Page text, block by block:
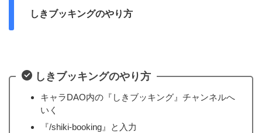
しきブッキングのやり方
しきブッキングのやり方
キャラDAO内の『しきブッキング』チャンネルへ
いく
『/shiki-booking』と入力